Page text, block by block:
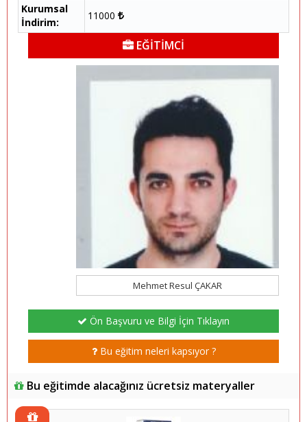
Kurumsal
İndirim:
11000
EĞİTİMCİ
Mehmet Resul ÇAKAR
Ön Başvuru ve Bilgi İçin Tıklayın
Bu eğitim neleri kapsıyor ?
Bu eğitimde alacağınız ücretsiz materyaller